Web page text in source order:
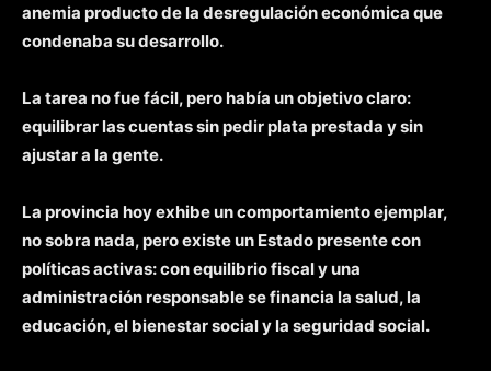
anemia producto de la desregulación económica que
condenaba su desarrollo.
La tarea no fue fácil, pero había un objetivo claro:
equilibrar las cuentas sin pedir plata prestada y sin
ajustar a la gente.
La provincia hoy exhibe un comportamiento ejemplar,
no sobra nada, peroexiste un Estado presente con
políticas activas: con equilibrio fiscal y una
administración responsable se financia la salud, la
educación, el bienestar social y la seguridad social.